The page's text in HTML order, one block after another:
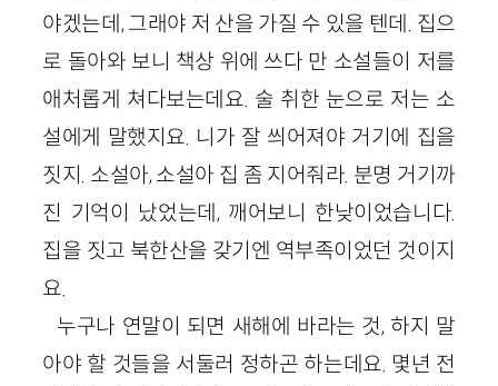
야겠는데, 그래야 저 산을 가질 수 있을 텐데. 집으
로 돌아와 보니 책상 위에 쓰다 만 소설들이 저를
애처롭게 쳐다보는데요. 술 취한 눈으로 저는 소
설에게 말했지요. 니가 잘 씌어져야 거기에 집을
짓지. 소설아, 소설아 집 좀 지어줘라. 분명 거기까
진 기억이 났었는데, 깨어보니 한낮이었습니다.
집을 짓고 북한산을 갖기엔 역부족이었던 것이지
요.
누구나 연말이 되면 새해에 바라는 것, 하지 말
아야 할 것들을 서둘러 정하곤 하는데요. 몇년 전